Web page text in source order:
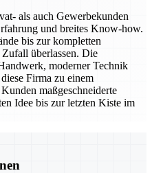
als auch Gewerbekunden
und breites Know-how.
bis zur kompletten
überlassen. Die
moderner Technik
Firma zu einem
maßgeschneiderte
Idee bis zur letzten Kiste im